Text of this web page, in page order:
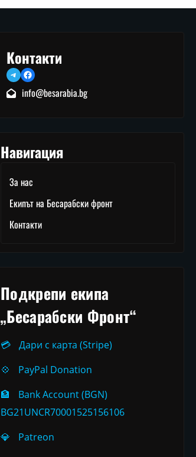
Контакти
TelegramFacebook
info@besarabia.bg
Навигация
За нас
Екипът на Бесарабски фронт
Контакти
Подкрепи екипа
„Бесарабски Фронт“
💳
Дари с карта (Stripe)
💠
PayPal Donation
🏦
Bank Account (BGN)
BG21UNCR70001525156106
💎
Patreon